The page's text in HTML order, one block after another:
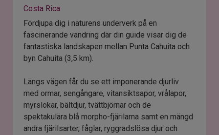
Costa Rica
Fördjupa dig i naturens underverk på en
fascinerande vandring där din guide visar dig de
fantastiska landskapen mellan Punta Cahuita och
byn Cahuita (3,5 km).
Längs vägen får du se ett imponerande djurliv
med ormar, sengångare, vitansiktsapor, vrålapor,
myrslokar, bältdjur, tvättbjörnar och de
spektakulära blå morpho-fjärilarna samt en mängd
andra fjärilsarter, fåglar, ryggradslösa djur och